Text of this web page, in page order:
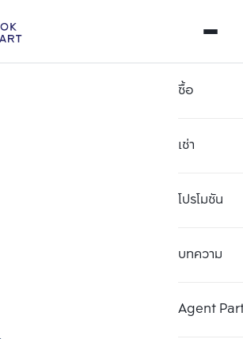
ซื้อ
เช่า
โปรโมชัน
บทความ
Agent